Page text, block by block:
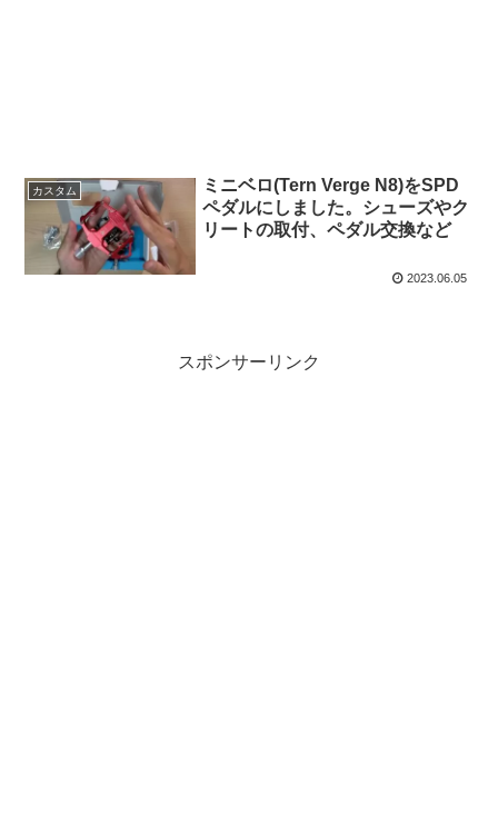
カスタム
ミニベロ(Tern Verge N8)をSPD
ペダルにしました。シューズやク
リートの取付、ペダル交換など
2023.06.05
スポンサーリンク